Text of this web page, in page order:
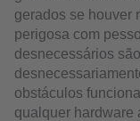
gerados se houver
perigosa com
desnecessários
obstáculos
qualquer hardware